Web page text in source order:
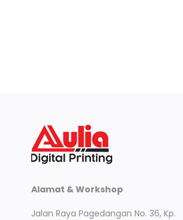
Alamat & Workshop
Jalan Raya Pagedangan No. 36, Kp.